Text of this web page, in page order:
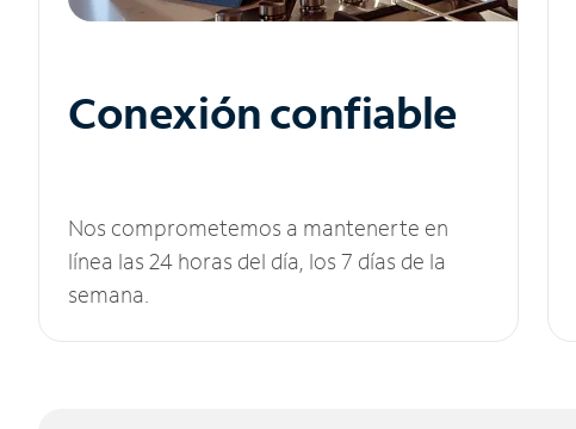
Conexión confiable
Nos comprometemos a mantenerte en
línea las 24 horas del día, los 7 días de la
semana.